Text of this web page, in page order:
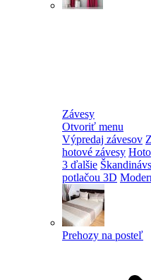
Závesy
Otvoriť menu
Výpredaj závesov
hotové závesy
3 ďalšie
potlačou 3D
Prehozy na posteľ